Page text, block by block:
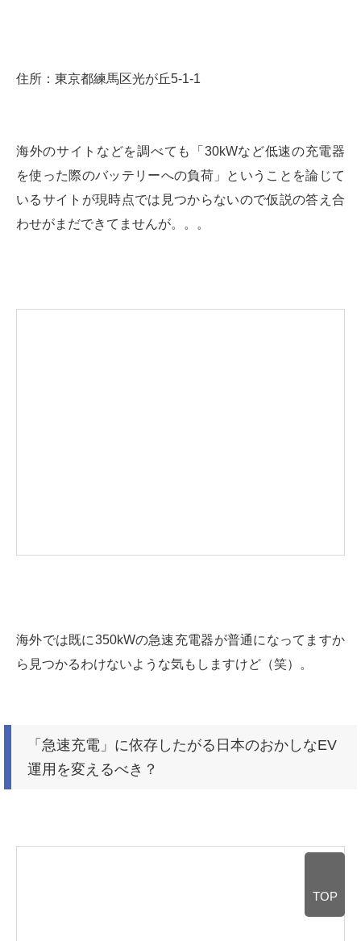
住所：東京都練馬区光が丘5-1-1
海外のサイトなどを調べても「30kWなど低速の充電器
を使った際のバッテリーへの負荷」ということを論じて
いるサイトが現時点では見つからないので仮説の答え合
わせがまだできてませんが。。。
海外では既に350kWの急速充電器が普通になってますか
ら見つかるわけないような気もしますけど（笑）。
「急速充電」に依存したがる日本のおかしなEV
運用を変えるべき？
TOP